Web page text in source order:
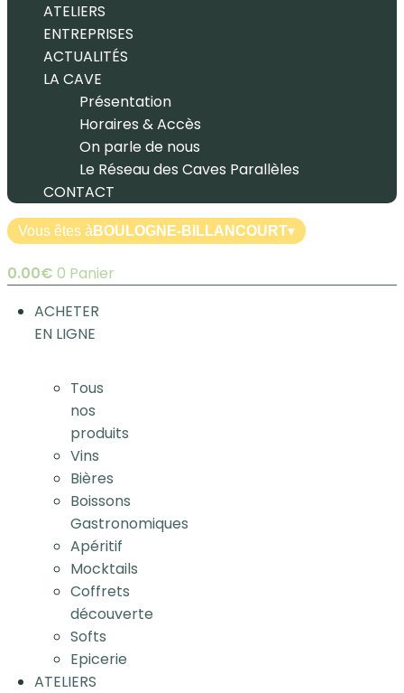
ATELIERS
ENTREPRISES
ACTUALITÉS
LA CAVE
Présentation
Horaires & Accès
On parle de nous
Le Réseau des Caves Parallèles
CONTACT
Vous êtes à BOULOGNE-BILLANCOURT▾
0.00€ 0 Panier
ACHETER
EN LIGNE
Tous
nos
produits
Vins
Bières
Boissons
Gastronomiques
Apéritif
Mocktails
Coffrets
découverte
Softs
Epicerie
ATELIERS